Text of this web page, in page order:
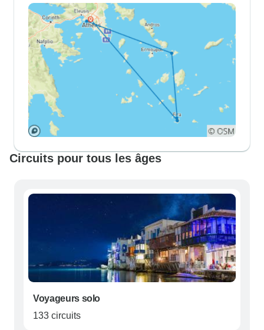
Circuits pour tous les âges
Voyageurs solo
133 circuits